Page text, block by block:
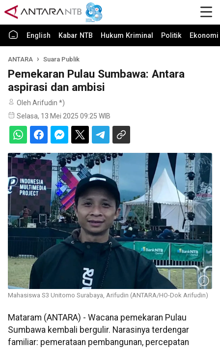
English Kabar NTB Hukum Kriminal Politik
ANTARA Suara Publik
Pemekaran Pulau Sumbawa: Antara
aspirasi dan ambisi
Oleh Arifudin *)
Selasa, 13 Mei 2025 09:25 WIB
Mahasiswa S3 Unitomo Surabaya, Arifudin (ANTARA/HO-Dok Arifudin)
Mataram (ANTARA) - Wacana pemekaran Pulau
Sumbawa kembali bergulir. Narasinya terdengar
familiar: pemerataan pembangunan, percepatan